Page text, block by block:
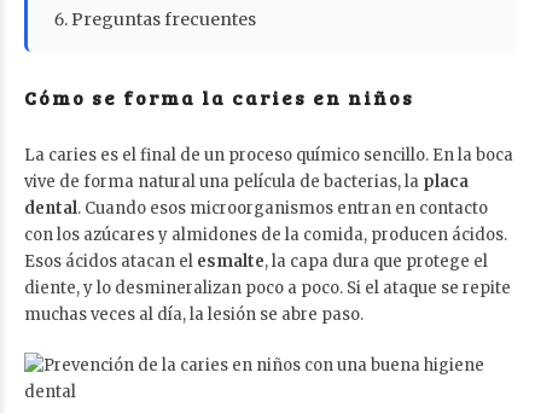
Preguntas frecuentes
Cómo se forma la caries en niños
La caries es el final de un proceso químico sencillo. En la boca
vive de forma natural una película de bacterias, la placa
dental. Cuando esos microorganismos entran en contacto
con los azúcares y almidones de la comida, producen ácidos.
Esos ácidos atacan el esmalte, la capa dura que protege el
diente, y lo desmineralizan poco a poco. Si el ataque se repite
muchas veces al día, la lesión se abre paso.